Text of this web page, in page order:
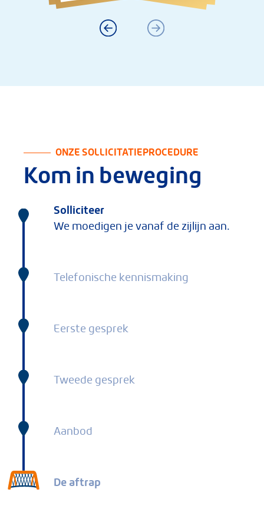
ONZE SOLLICITATIEPROCEDURE
Kom in beweging
Solliciteer
We moedigen je vanaf de zijlijn aan.
Telefonische kennismaking
Eerste gesprek
Tweede gesprek
Aanbod
De aftrap